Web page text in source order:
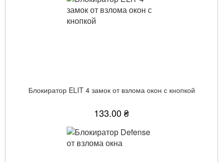
Блокиратор ELIT 4 замок от взлома окон с кнопкой
133.00 ₴